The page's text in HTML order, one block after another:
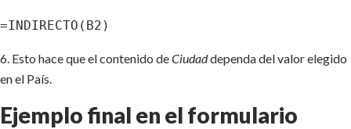
=INDIRECTO(B2)
6. Esto hace que el contenido deCiudaddependa del valor elegido
en el País.
Ejemplo final en el formulario